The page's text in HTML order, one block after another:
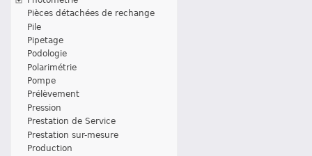
Pièces détachées de rechange
Pile
Pipetage
Podologie
Polarimétrie
Pompe
Prélèvement
Pression
Prestation de Service
Prestation sur-mesure
Production